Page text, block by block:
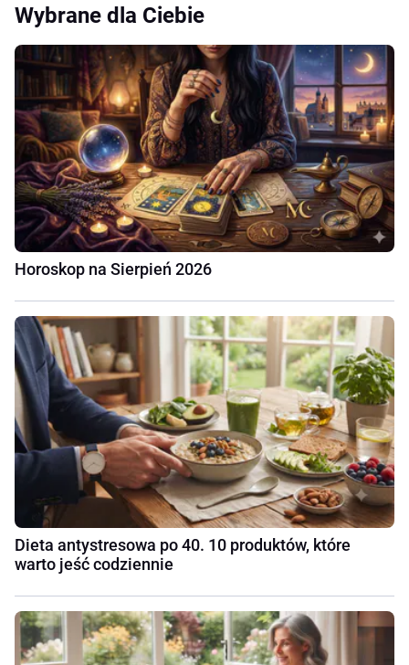
Wybrane dla Ciebie
Horoskop na Sierpień 2026
Dieta antystresowa po 40. 10 produktów, które
warto jeść codziennie